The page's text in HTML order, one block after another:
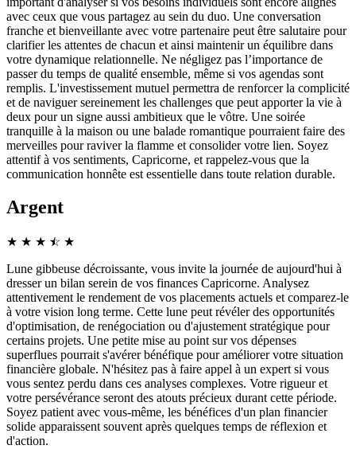
avec ceux que vous partagez au sein du duo. Une conversation
franche et bienveillante avec votre partenaire peut être salutaire pour
clarifier les attentes de chacun et ainsi maintenir un équilibre dans
votre dynamique relationnelle. Ne négligez pas l’importance de
passer du temps de qualité ensemble, même si vos agendas sont
remplis. L'investissement mutuel permettra de renforcer la complicité
et de naviguer sereinement les challenges que peut apporter la vie à
deux pour un signe aussi ambitieux que le vôtre. Une soirée
tranquille à la maison ou une balade romantique pourraient faire des
merveilles pour raviver la flamme et consolider votre lien. Soyez
attentif à vos sentiments, Capricorne, et rappelez-vous que la
communication honnête est essentielle dans toute relation durable.
Argent
★ ★ ★ ☆
★ ★
Lune gibbeuse décroissante, vous invite la journée de aujourd'hui à
dresser un bilan serein de vos finances Capricorne. Analysez
attentivement le rendement de vos placements actuels et comparez-le
à votre vision long terme. Cette lune peut révéler des opportunités
d'optimisation, de renégociation ou d'ajustement stratégique pour
certains projets. Une petite mise au point sur vos dépenses
superflues pourrait s'avérer bénéfique pour améliorer votre situation
financière globale. N'hésitez pas à faire appel à un expert si vous
vous sentez perdu dans ces analyses complexes. Votre rigueur et
votre persévérance seront des atouts précieux durant cette période.
Soyez patient avec vous-même, les bénéfices d'un plan financier
solide apparaissent souvent après quelques temps de réflexion et
d'action.